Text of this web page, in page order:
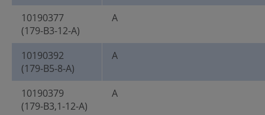
10190377
(179-B3-12-A)
A
10190392
(179-B5-8-A)
A
10190379
(179-B3,1-12-A)
A